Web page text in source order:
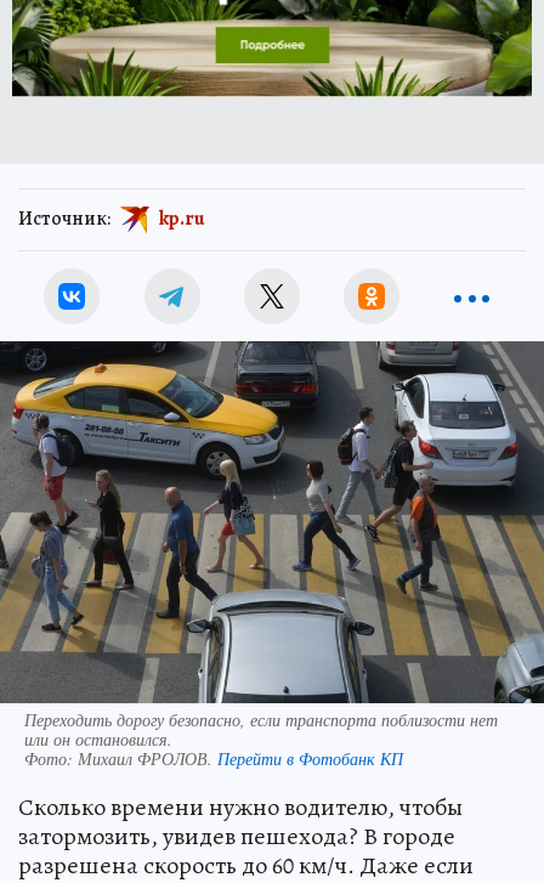
Источник: kp.ru
Переходить дорогу безопасно, если транспорта поблизости нет
или он остановился.
Фото: Михаил ФРОЛОВ. Перейти в Фотобанк КП
Сколько времени нужно водителю, чтобы
затормозить, увидев пешехода? В городе
разрешена скорость до 60 км/ч. Даже если